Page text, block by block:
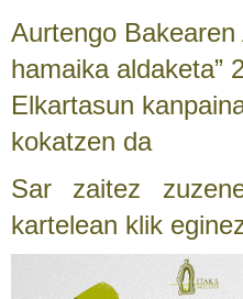
Aurtengo Bakearen
hamaika aldaketa”
Elkartasun
kokatzen da
Sar zaitez
kartelean klik